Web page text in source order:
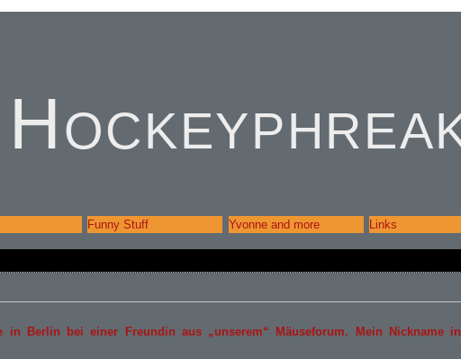
Funny Stuff Yvonne and more Links
in Berlin bei einer Freundin aus „unserem“ Mäuseforum. Mein Nickname